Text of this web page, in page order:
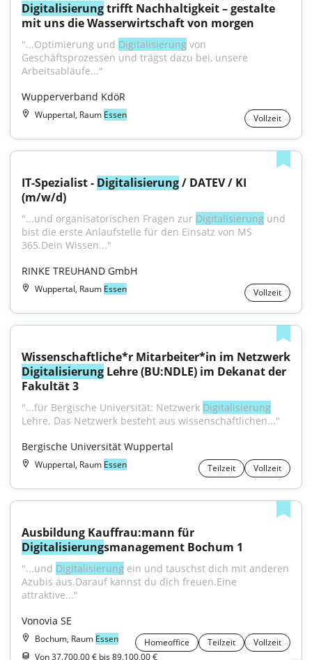
Digitalisierung trifft Nachhaltigkeit – gestalte
mit uns die Wasserwirtschaft von morgen
"...Optimierung und Digitalisierung von
Geschäftsprozessen und trägst dazu bei, unsere
Arbeitsabläufe..."
Wupperverband KdöR
Wuppertal, Raum Essen Vollzeit
IT-Spezialist - Digitalisierung / DATEV / KI
(m/w/d)
"...und organisatorischen Fragen zur Digitalisierung und
bist die erste Anlaufstelle für den Einsatz von MS
365.Dein Wissen..."
RINKE TREUHAND GmbH
Wuppertal, Raum Essen Vollzeit
Digitalisierung Lehre (BU:NDLE) im Dekanat der
Fakultät 3
"...für Bergische Universität: Netzwerk Digitalisierung
Lehre. Das Netzwerk besteht aus wissenschaftlichen..."
Bergische Universität Wuppertal
Wuppertal, Raum Essen Teilzeit Vollzeit
Digitalisierungsmanagement Bochum 1
"...und Digitalisierung ein und tauschst dich mit anderen
Azubis aus.Darauf kannst du dich freuen.Eine
attraktive..."
Vonovia SE
Bochum, Raum Essen Homeoffice Teilzeit
Vollzeit
Von 37.700,00 € bis 89.100,00 €